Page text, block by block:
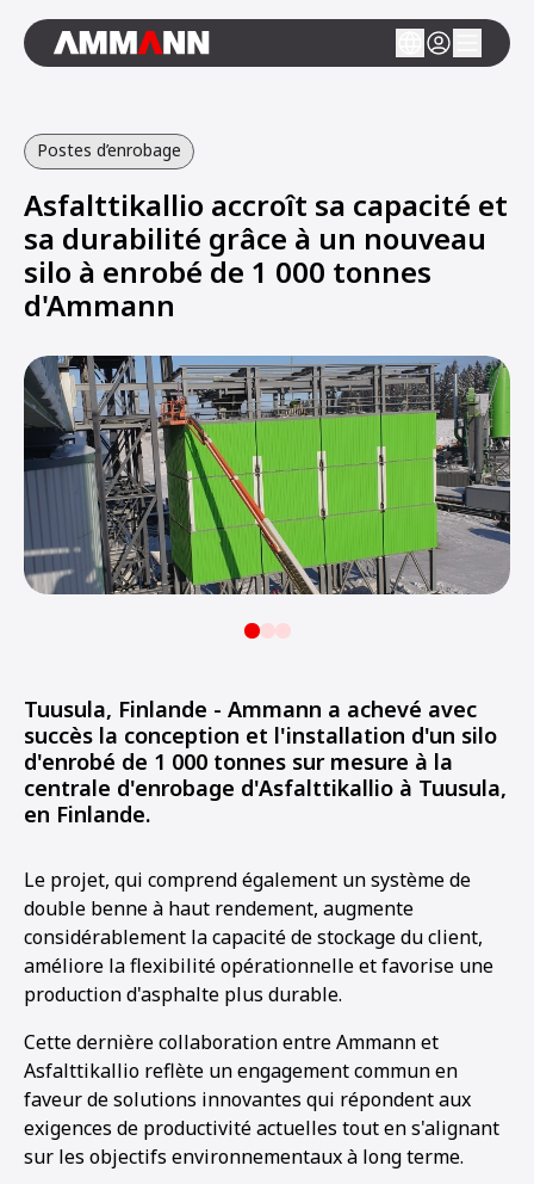
Postes d’enrobage
Asfalttikallio accroît sa capacité et
sa durabilité grâce à un nouveau
silo à enrobé de 1 000 tonnes
d'Ammann
Tuusula, Finlande - Ammann a achevé avec
succès la conception et l'installation d'un silo
d'enrobé de 1 000 tonnes sur mesure à la
centrale d'enrobage d'Asfalttikallio à Tuusula,
en Finlande.
Le projet, qui comprend également un système de
double benne à haut rendement, augmente
considérablement la capacité de stockage du client,
améliore la flexibilité opérationnelle et favorise une
production d'asphalte plus durable.
Cette dernière collaboration entre Ammann et
Asfalttikallio reflète un engagement commun en
faveur de solutions innovantes qui répondent aux
exigences de productivité actuelles tout en s'alignant
sur les objectifs environnementaux à long terme.